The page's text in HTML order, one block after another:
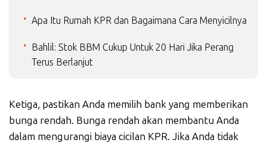
Apa Itu Rumah KPR dan Bagaimana Cara Menyicilnya
Bahlil: Stok BBM Cukup Untuk 20 Hari Jika Perang
Terus Berlanjut
Ketiga, pastikan Anda memilih bank yang memberikan
bunga rendah. Bunga rendah akan membantu Anda
dalam mengurangi biaya cicilan KPR. Jika Anda tidak